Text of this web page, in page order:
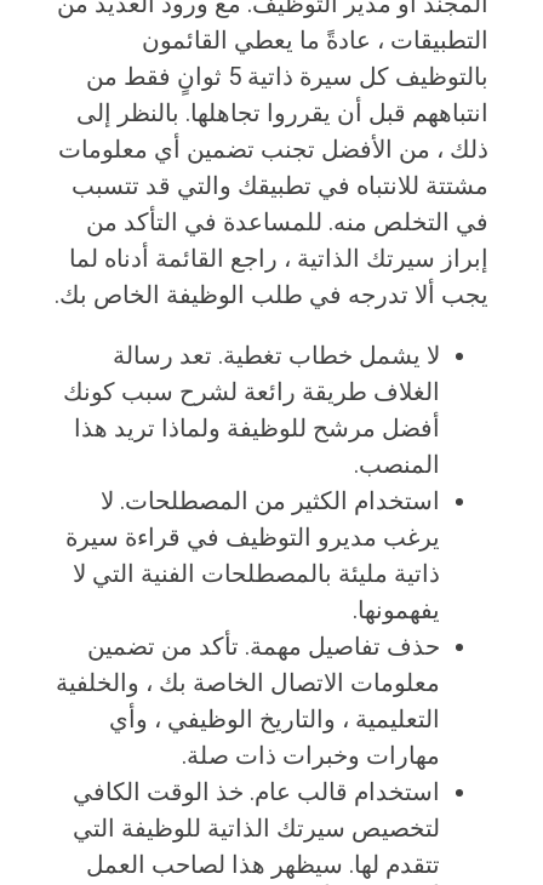
التطبيقات ، عادةً ما يعطي القائمون
بالتوظيف كل سيرة ذاتية 5 ثوانٍ فقط من
انتباههم قبل أن يقرروا تجاهلها. بالنظر إلى
ذلك ، من الأفضل تجنب تضمين أي معلومات
مشتتة للانتباه في تطبيقك والتي قد تتسبب
في التخلص منه. للمساعدة في التأكد من
إبراز سيرتك الذاتية ، راجع القائمة أدناه لما
يجب ألا تدرجه في طلب الوظيفة الخاص بك.
لا يشمل خطاب تغطية. تعد رسالة
الغلاف طريقة رائعة لشرح سبب كونك
أفضل مرشح للوظيفة ولماذا تريد هذا
المنصب.
استخدام الكثير من المصطلحات. لا
يرغب مديرو التوظيف في قراءة سيرة
ذاتية مليئة بالمصطلحات الفنية التي لا
يفهمونها.
حذف تفاصيل مهمة. تأكد من تضمين
معلومات الاتصال الخاصة بك ، والخلفية
التعليمية ، والتاريخ الوظيفي ، وأي
مهارات وخبرات ذات صلة.
استخدام قالب عام. خذ الوقت الكافي
لتخصيص سيرتك الذاتية للوظيفة التي
تتقدم لها. سيظهر هذا لصاحب العمل